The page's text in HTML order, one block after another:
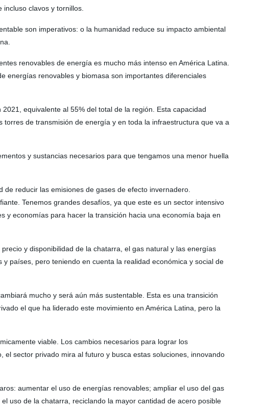
clavos y tornillos.
son imperativos: o la humanidad reduce su impacto ambiental
renovables de energía es mucho más intenso en América Latina.
energías renovables y biomasa son importantes diferenciales
equivalente al 55% del total de la región. Esta capacidad
de transmisión de energía y en toda la infraestructura que va a
y sustancias necesarios para que tengamos una menor huella
reducir las emisiones de gases de efecto invernadero.
Tenemos grandes desafíos, ya que este es un sector intensivo
y economías para hacer la transición hacia una economía baja en
y disponibilidad de la chatarra, el gas natural y las energías
países, pero teniendo en cuenta la realidad económica y social de
mucho y será aún más sustentable. Esta es una transición
el que ha liderado este movimiento en América Latina, pero la
viable. Los cambios necesarios para lograr los
sector privado mira al futuro y busca estas soluciones, innovando
aumentar el uso de energías renovables; ampliar el uso del gas
uso de la chatarra, reciclando la mayor cantidad de acero posible